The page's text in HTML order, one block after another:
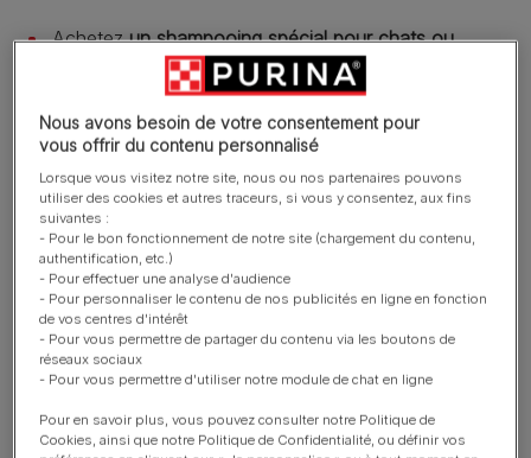
Achetezun shampooing spécial pour chats ou
en vérifiant qu’il est doux et ne contient ni
produits chimiques agressifs, ni parfums. N’utilisez
jamais de shampooing pour les humains car il ne
convient ni au poil ni à la peau de votre chat, pour
des questions de différence de niveaux de pH. Votre
vétérinaire peut vous conseiller.
Utilisez une grande bassine en plastique ou une
baignoire munie d’un tapis de bain antidérapant. Ne
mettez dans le récipient que la quantité d’eau tiède
nécessairepour laver votre chat . N’utilisez pas d’eau
chaude.
Les chats effrayés par le bain peuvent siffler, griffer
ou mordre. Attention aux morsures de chats, qui
Nous avons besoin de votre consentement pour
vous offrir du contenu personnalisé
Lorsque vous visitez notre site, nous ou nos partenaires pouvons
utiliser des cookies et autres traceurs, si vous y consentez, aux fins
suivantes :
- Pour le bon fonctionnement de notre site (chargement du contenu,
authentification, etc.)
- Pour effectuer une analyse d'audience
- Pour personnaliser le contenu de nos publicités en ligne en fonction
de vos centres d'intérêt
- Pour vous permettre de partager du contenu via les boutons de
réseaux sociaux
- Pour vous permettre d'utiliser notre module de chat en ligne
Pour en savoir plus, vous pouvez consulter notre Politique de
Cookies, ainsi que notre Politique de Confidentialité, ou définir vos